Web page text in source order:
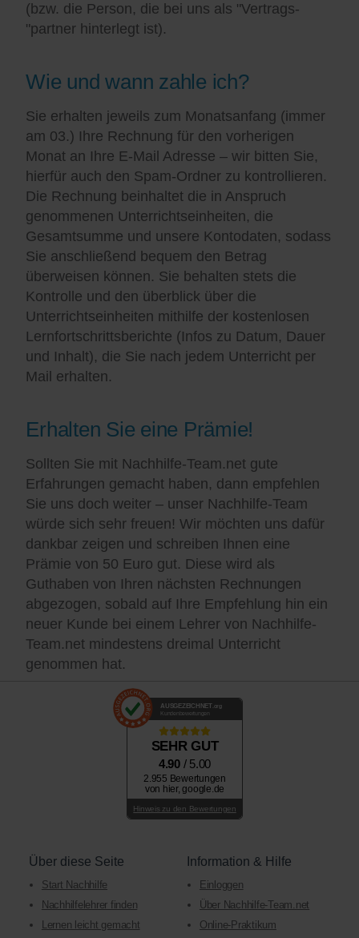
(bzw. die Person, die bei uns als "Vertrags-
"partner hinterlegt ist).
Wie und wann zahle ich?
Sie erhalten jeweils zum Monatsanfang (immer
am 03.) Ihre Rechnung für den vorherigen
Monat an Ihre E-Mail Adresse – wir bitten Sie,
hierfür auch den Spam-Ordner zu kontrollieren.
Die Rechnung beinhaltet die in Anspruch
genommenen Unterrichtseinheiten, die
Gesamtsumme und unsere Kontodaten, sodass
Sie anschließend bequem den Betrag
überweisen können. Sie behalten stets die
Kontrolle und den überblick über die
Unterrichtseinheiten mithilfe der kostenlosen
Lernfortschrittsberichte (Infos zu Datum, Dauer
und Inhalt), die Sie nach jedem Unterricht per
Mail erhalten.
Erhalten Sie eine Prämie!
Sollten Sie mit Nachhilfe-Team.net gute
Erfahrungen gemacht haben, dann empfehlen
Sie uns doch weiter – unser Nachhilfe-Team
würde sich sehr freuen! Wir möchten uns dafür
dankbar zeigen und schreiben Ihnen eine
Prämie von 50 Euro gut. Diese wird als
Guthaben von Ihren nächsten Rechnungen
abgezogen, sobald auf Ihre Empfehlung hin ein
neuer Kunde bei einem Lehrer von Nachhilfe-
Team.net mindestens dreimal Unterricht
genommen hat.
AUSGEZEICHNET .org
Kundenbewertungen
SEHR GUT
4.90 / 5.00
2.955 Bewertungen
von hier, google.de
Hinweis zu den Bewertungen
Über diese Seite
Start Nachhilfe
Nachhilfelehrer finden
Lernen leicht gemacht
Information & Hilfe
Einloggen
Über Nachhilfe-Team.net
Online-Praktikum